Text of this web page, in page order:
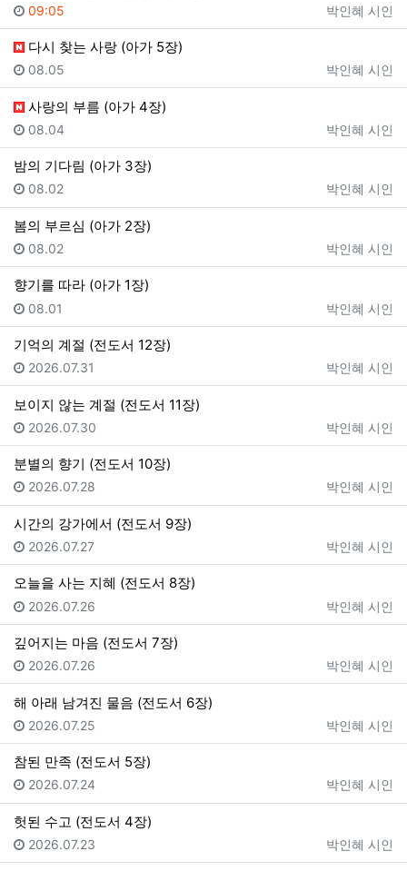
등록자
박인혜 시인
등록일
09:05
다시 찾는 사랑 (아가 5장)
등록자
박인혜 시인
등록일
08.05
사랑의 부름 (아가 4장)
등록자
박인혜 시인
등록일
08.04
밤의 기다림 (아가 3장)
등록자
박인혜 시인
등록일
08.02
봄의 부르심 (아가 2장)
등록자
박인혜 시인
등록일
08.02
향기를 따라 (아가 1장)
등록자
박인혜 시인
등록일
08.01
기억의 계절 (전도서 12장)
등록자
박인혜 시인
등록일
2026.07.31
보이지 않는 계절 (전도서 11장)
등록자
박인혜 시인
등록일
2026.07.30
분별의 향기 (전도서 10장)
등록자
박인혜 시인
등록일
2026.07.28
시간의 강가에서 (전도서 9장)
등록자
박인혜 시인
등록일
2026.07.27
오늘을 사는 지혜 (전도서 8장)
등록자
박인혜 시인
등록일
2026.07.26
깊어지는 마음 (전도서 7장)
등록자
박인혜 시인
등록일
2026.07.26
해 아래 남겨진 물음 (전도서 6장)
등록자
박인혜 시인
등록일
2026.07.25
참된 만족 (전도서 5장)
등록자
박인혜 시인
등록일
2026.07.24
헛된 수고 (전도서 4장)
등록자
박인혜 시인
등록일
2026.07.23